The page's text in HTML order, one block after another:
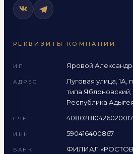
РЕКВИЗИТЫ КОМПАНИИ
ИП Яровой
АДРЕС
Луговая улица, 1А,
типа Яблоновский,
Республика
СЧЁТ
ИНН 590416400867
БАНК
ФИЛИАЛ